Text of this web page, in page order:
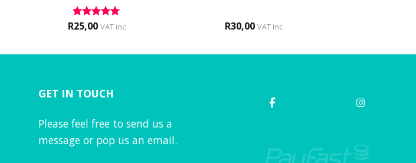
Rated 5
R25,00 VAT inc R30,00 VAT inc
GET IN TOUCH
Please feel free to send us a
message or pop us an email.